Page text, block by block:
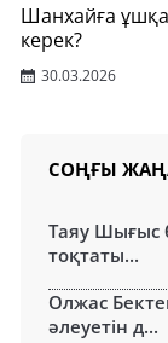
Шанхайға
керек?
30.03.2026
СОҢҒЫ
Таяу Шығыс
тоқтаты...
Олжас
әлеуетін д...